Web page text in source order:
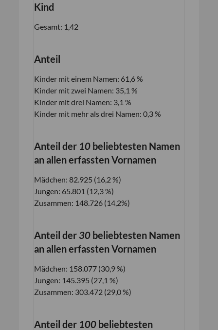
Kind
Gesamt: 1,42
Anteil
Kinder mit einem Namen: 61,6 %
Kinder mit zwei Namen: 35,1 %
Kinder mit drei Namen: 3,1 %
Kinder mit mehr als drei Namen: 0,3 %
Anteil der 10 beliebtesten Namen
an allen erfassten Vornamen
Mädchen: 82.925 (16,2 %)
Jungen: 65.801 (12,3 %)
Zusammen: 148.726 (14,2%)
Anteil der 30 beliebtesten Namen
an allen erfassten Vornamen
Mädchen: 158.077 (30,9 %)
Jungen: 145.395 (27,1 %)
Zusammen: 303.472 (29,0 %)
Anteil der 100 beliebtesten